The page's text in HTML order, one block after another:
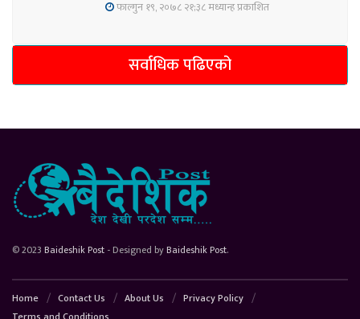
फाल्गुन १९, २०७८ २१;३८ मध्यान्ह प्रकाशित
सर्वाधिक पढिएको
© 2023 Baideshik Post - Designed byBaideshik Post.
Home Contact Us About Us
Privacy Policy